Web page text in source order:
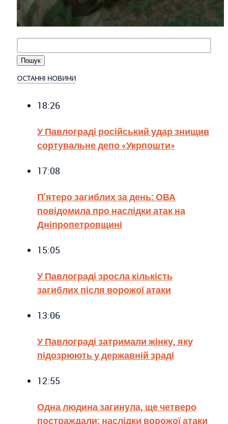
ОСТАННІ НОВИНИ
18:26
У Павлограді російський удар знищив
сортувальне депо «Укрпошти»
17:08
П’ятеро загиблих за день: ОВА
повідомила про наслідки атак на
Дніпропетровщині
15:05
У Павлограді зросла кількість
загиблих після ворожої атаки
13:06
У Павлограді затримали жінку, яку
підозрюють у державній зраді
12:55
Одна людина загинула, ще четверо
постраждали: наслідки ворожої атаки